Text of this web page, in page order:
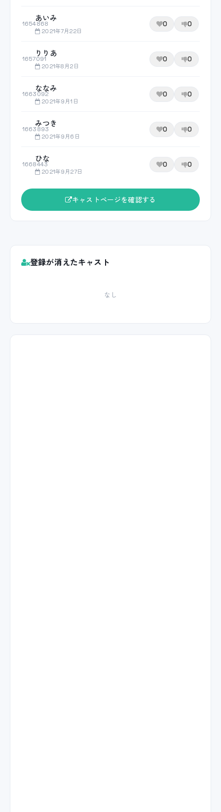
1654868
あいみ
2021年7月22日
0 0
1657091
りりあ
2021年8月2日
0 0
1663092
ななみ
2021年9月1日
0 0
1663893
みつき
2021年9月6日
0 0
1668443
ひな
2021年9月27日
0 0
キャストページを確認する
登録が消えたキャスト
なし